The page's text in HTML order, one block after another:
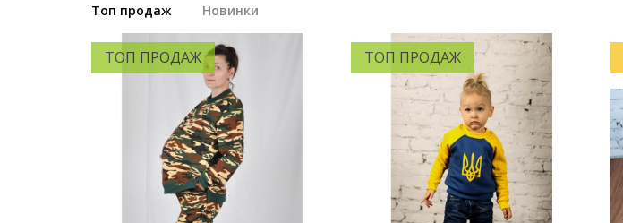
Топ продаж Новинки
ТОП ПРОДАЖ ТОП ПРОДАЖ